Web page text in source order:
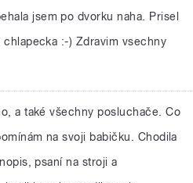
jsem po dvorku naha. Prisel
:-) Zdravim vsechny
a také všechny posluchače. Co
na svoji babičku. Chodila
psaní na stroji a